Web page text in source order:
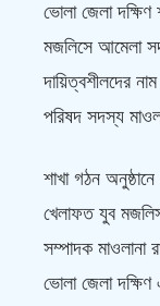
ভোলা জেলা
মজলিসে আমেলা
দায়িত্বশীলদের
পরিষদ সদস্য
শাখা গঠন
খেলাফত যুব মজলিস
সম্পাদক মাওলানা
ভোলা জেলা